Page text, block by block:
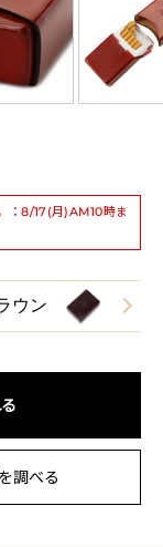
：8/17(月)AM10時ま
ウン
調べる